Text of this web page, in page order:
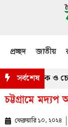
প্রচ্ছদ জাতীয়
সর্বশেষ
মাদক ও চোরাই
চট্টগ্রামে
ফেব্রুয়ারি ১০, ২০২৪